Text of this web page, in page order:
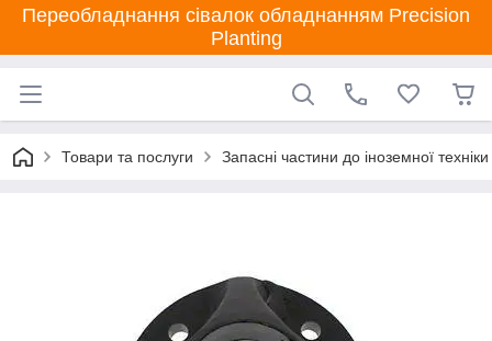
Переобладнання сівалок обладнанням Precision
Planting
Товари та послуги Запасні частини до іноземної техніки